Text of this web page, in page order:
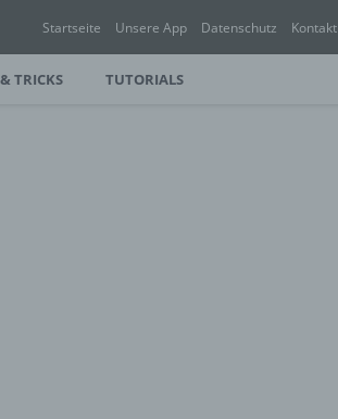
Startseite Unsere App Datenschutz Kontakt
TRICKS TUTORIALS